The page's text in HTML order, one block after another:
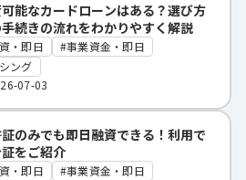
能なカードローンはある？選び方
続きの流れをわかりやすく解説
・即日
事業資金・即日
ング
07-03
のみでも即日融資できる！利用で
をご紹介
・即日
事業資金・即日